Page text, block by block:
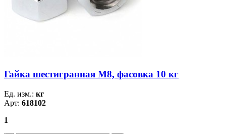
Гайка шестигранная М8, фасовка 10 кг
Ед. изм.: кг
Арт: 618102
1